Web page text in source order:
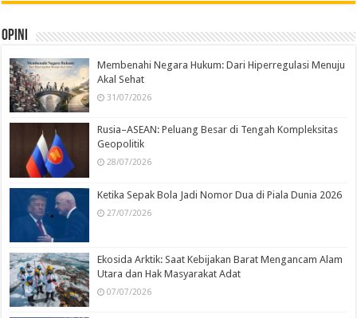
Opini
Membenahi Negara Hukum: Dari Hiperregulasi Menuju
Akal Sehat
31/07/2026
Rusia–ASEAN: Peluang Besar di Tengah Kompleksitas
Geopolitik
28/07/2026
Ketika Sepak Bola Jadi Nomor Dua di Piala Dunia 2026
27/07/2026
Ekosida Arktik: Saat Kebijakan Barat Mengancam Alam
Utara dan Hak Masyarakat Adat
07/07/2026